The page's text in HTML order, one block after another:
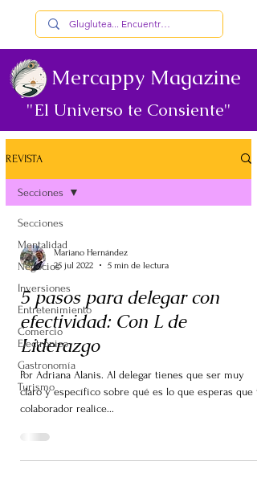
Mercappy Magazine
"El Universo te Consiente"
REVISTA
Secciones
Mentalidad
Negocios
Inversiones
Entretenimiento
Comercio
Electrónico
Gastronomía
Turismo
Secciones
Mariano Hernández
25 jul 2022
5 min de lectura
5 pasos para delegar con
efectividad: Con L de
Liderazgo
Por Adriana Alanis. Al delegar tienes que ser muy
claro y específico sobre qué es lo que esperas que
colaborador realice...